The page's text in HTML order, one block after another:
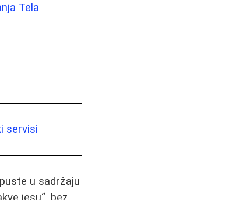
Tela
servisi
u sadržaju